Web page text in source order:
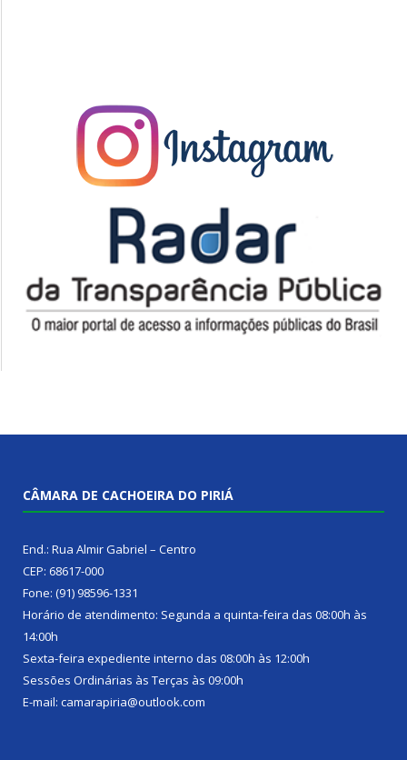
CÂMARA DE CACHOEIRA DO PIRIÁ
End.: Rua Almir Gabriel – Centro
CEP: 68617-000
Fone: (91) 98596-1331
Horário de atendimento: Segunda a quinta-feira das 08:00h às
14:00h
Sexta-feira expediente interno das 08:00h às 12:00h
Sessões Ordinárias às Terças às 09:00h
E-mail: camarapiria@outlook.com